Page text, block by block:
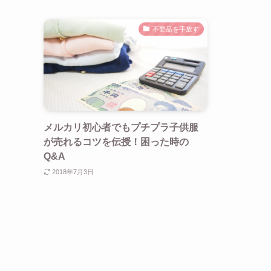
不要品を手放す
メルカリ初心者でもプチプラ子供服
が売れるコツを伝授！困った時の
Q&A
2018年7月3日